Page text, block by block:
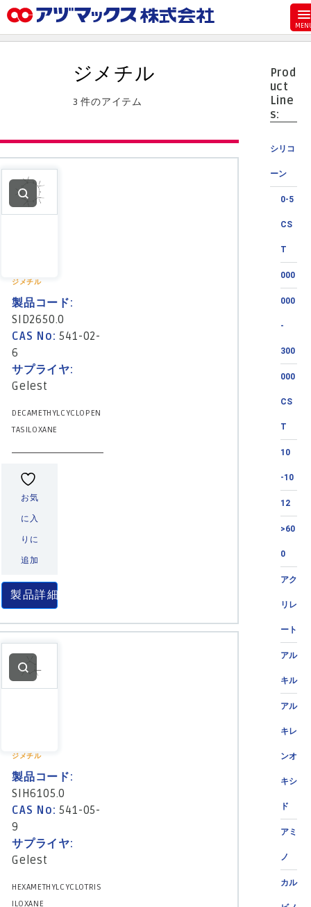
代理店一覧
支払い
Prod
uct
Line
s:
シリコ
ーン
0-5
CS
T
000
000
-
300
000
CS
T
10
-10
12
>60
0
アク
リレ
ート
アル
キル
アル
キレ
ンオ
キシ
ド
アミ
ノ
カル
ジメチル
3 件のアイテム
ジメチル
製品コード:
SID2650.0
CAS No:541-02-
6
サプライヤ:
Gelest
DECAMETHYLCYCLOPEN
TASILOXANE
お気
に入
りに
追加
製品詳細
ジメチル
製品コード:
SIH6105.0
CAS No:541-05-
9
サプライヤ:
Gelest
HEXAMETHYLCYCLOTRIS
ILOXANE